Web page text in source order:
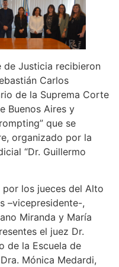
de Justicia recibieron
Carlos
de la Suprema Corte
Buenos Aires y
que se
organizado por la
“Dr. Guillermo
los jueces del Alto
–vicepresidente-,
Miranda y María
el juez Dr.
de la Escuela de
Mónica Medardi,